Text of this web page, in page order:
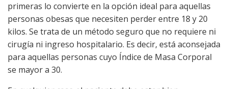
primeras lo convierte en la opción ideal para aquellas
personas obesas que necesiten perder entre 18 y 20
kilos. Se trata de un método seguro que no requiere ni
cirugía ni ingreso hospitalario. Es decir, está aconsejada
para aquellas personas cuyo Índice de Masa Corporal
se mayor a 30.